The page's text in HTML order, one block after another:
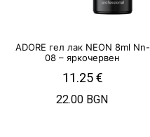
ADORE гел лак NEON 8ml Nn-
08 – яркочервен
11.25€
22.00 BGN